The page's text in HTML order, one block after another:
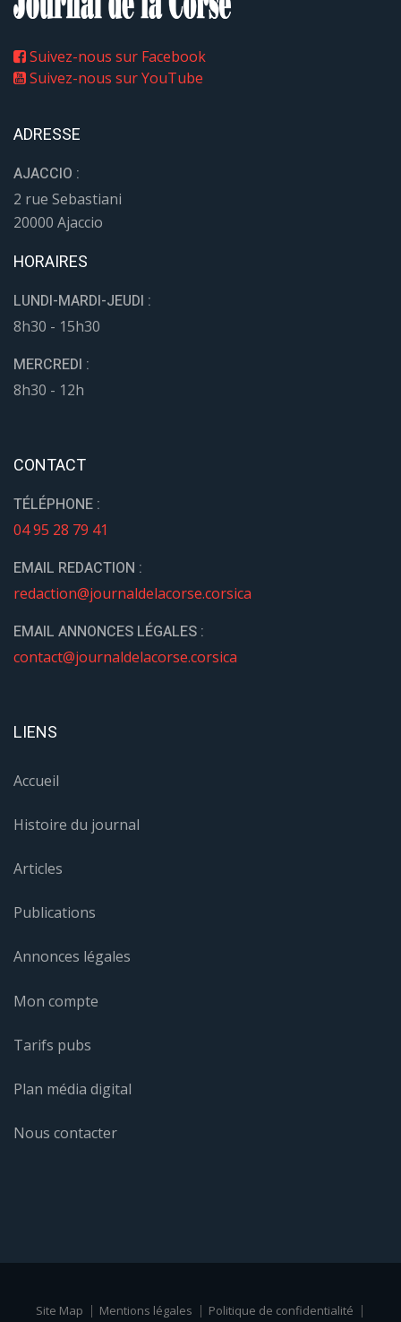
Suivez-nous sur Facebook
Suivez-nous sur YouTube
ADRESSE
AJACCIO :
2 rue Sebastiani
20000 Ajaccio
HORAIRES
LUNDI-MARDI-JEUDI :
8h30 - 15h30
MERCREDI :
8h30 - 12h
CONTACT
TÉLÉPHONE :
04 95 28 79 41
EMAIL REDACTION :
redaction@journaldelacorse.corsica
EMAIL ANNONCES LÉGALES :
contact@journaldelacorse.corsica
LIENS
Accueil
Histoire du journal
Articles
Publications
Annonces légales
Mon compte
Tarifs pubs
Plan média digital
Nous contacter
Site Map Mentions légales
Politique de confidentialité